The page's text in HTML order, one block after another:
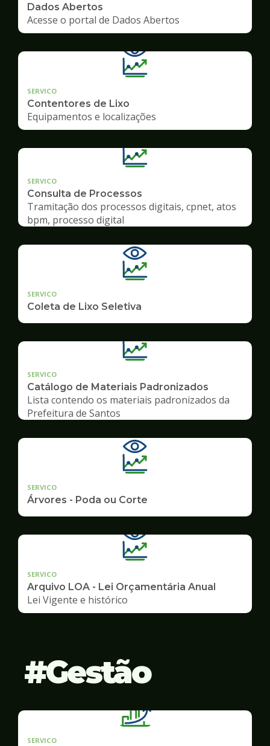
Dados Abertos
Acesse o portal de Dados Abertos
SERVICO
Contentores de Lixo
Equipamentos e localizações
SERVICO
Consulta de Processos
Tramitação dos processos digitais, cpnet, atos
bpm, processo digital
SERVICO
Coleta de Lixo Seletiva
SERVICO
Catálogo de Materiais Padronizados
Lista contendo os materiais padronizados da
Prefeitura de Santos
SERVICO
Árvores - Poda ou Corte
SERVICO
Arquivo LOA - Lei Orçamentária Anual
Lei Vigente e histórico
Gestão
SERVICO